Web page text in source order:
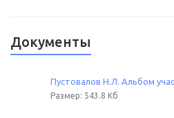
Документы
Размер: 543.8 Кб